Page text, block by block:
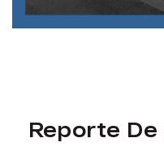
Reporte